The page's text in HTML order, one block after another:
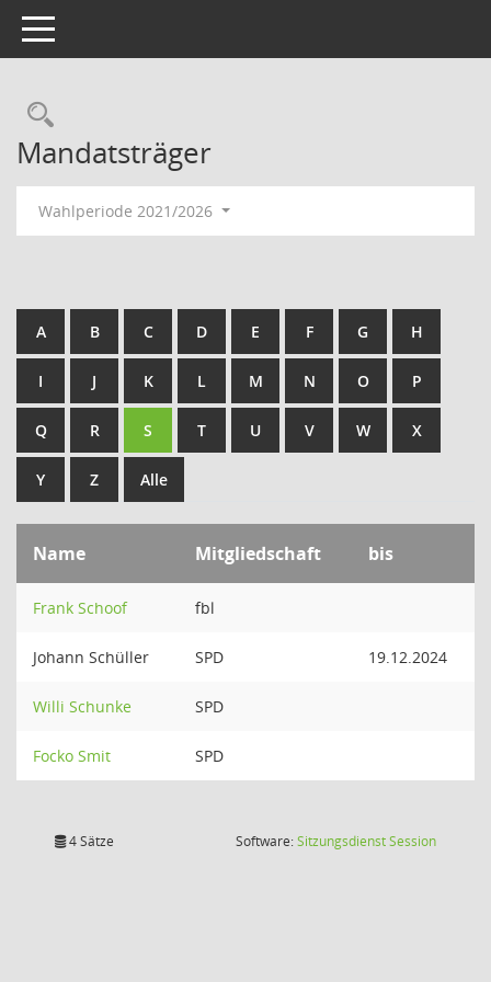
Toggle navigation
Rechercheauswahl
Mandatsträger
Wahlperiode 2021/2026
A B C D E F G H
I J K L M N O P
Q R S T U V W X
Y Z Alle
Name Mitgliedschaft bis
Frank Schoof fbl
Johann Schüller SPD 19.12.2024
Willi Schunke SPD
Focko Smit SPD
4 Sätze Software:SitzungsdienstSession(Wird in